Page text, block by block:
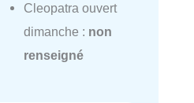
Cleopatra ouvert
dimanche : non
renseigné